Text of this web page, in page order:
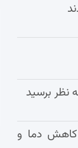
نظر برسید
کاهش دما و